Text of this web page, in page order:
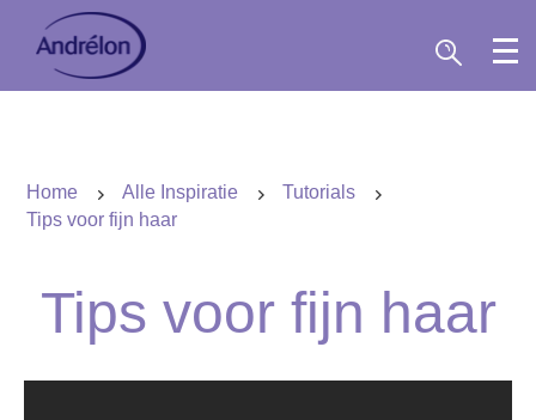
Home Alle Inspiratie
Tutorials
Tips voor fijn haar
Tips voor fijn haar